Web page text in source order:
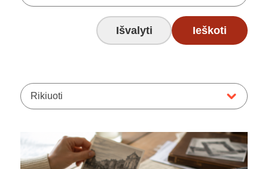
Išvalyti Ieškoti
Rikiuoti